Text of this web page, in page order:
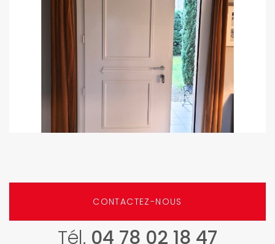
CONTACTEZ-NOUS
Tél. 04 78 02 18 47